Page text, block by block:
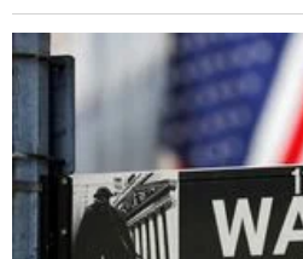
d'entreprises et une